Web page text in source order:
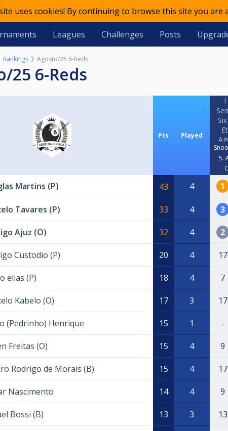
uses cookies! By continuing to browse this site you are
Leagues Challenges Posts
Rankings Agosto/25 6-Reds
25 6-Reds
Pts Played
5.
Martins (P) 43 4 1
Tavares (P) 33 4 3
Ajuz (O) 32 4 2
Custodio (P) 20 4 17
elias (P) 18 4 7
Kabelo (O) 17 3 17
(Pedrinho) Henrique 15 1 -
Freitas (O) 15 4 9
Rodrigo de Morais (B) 15 4 17
Nascimento 14 4 9
Bossi (B) 13 3 13